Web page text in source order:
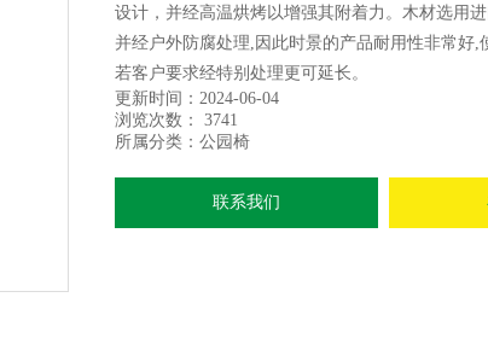
设计，并经高温烘烤以增强其附着力。木材选用
并经户外防腐处理,因此时景的产品耐用性非常好,
若客户要求经特别处理更可延长。
更新时间： 2024-06-04
浏览次数：
3741
所属分类： 公园椅
联系我们